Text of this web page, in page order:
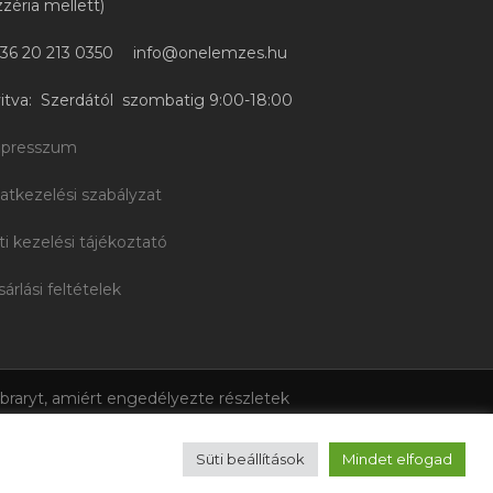
mellett)
20 213 0350 info@onelemzes.hu
Szerdától szombatig 9:00-18:00
szabályzat
kezelési tájékoztató
feltételek
amiért engedélyezte részletek
logó, az LRH Michrophone and Book
használatuk annak engedélyével történik.
Süti beállítások Mindet elfogad